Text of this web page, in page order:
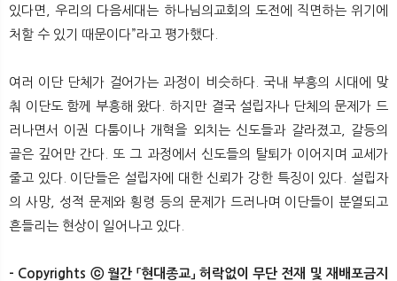
있다면, 우리의 다음세대는 하나님의교회의 도전에 직면하는 위기에
처할 수 있기 때문이다”라고 평가했다.
여러 이단 단체가 걸어가는 과정이 비슷하다. 국내 부흥의 시대에 맞
춰 이단도 함께 부흥해 왔다. 하지만 결국 설립자나 단체의 문제가 드
러나면서 이권 다툼이나 개혁을 외치는 신도들과 갈라졌고, 갈등의
골은 깊어만 간다. 또 그 과정에서 신도들의 탈퇴가 이어지며 교세가
줄고 있다. 이단들은 설립자에 대한 신뢰가 강한 특징이 있다. 설립자
의 사망, 성적 문제와 횡령 등의 문제가 드러나며 이단들이 분열되고
흔들리는 현상이 일어나고 있다.
- Copyrights ⓒ 월간 「현대종교」 허락없이 무단 전재 및 재배포금지